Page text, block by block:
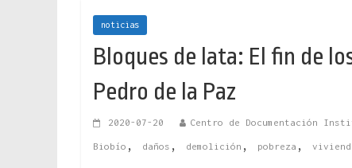
noticias
Bloques de lata: El fin de
Pedro de la Paz
2020-07-20 Centro de Documentación
Biobío , daños , demolición , pobreza ,